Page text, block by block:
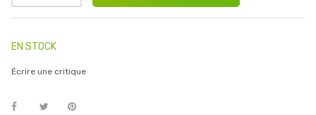
EN STOCK
Écrire une critique